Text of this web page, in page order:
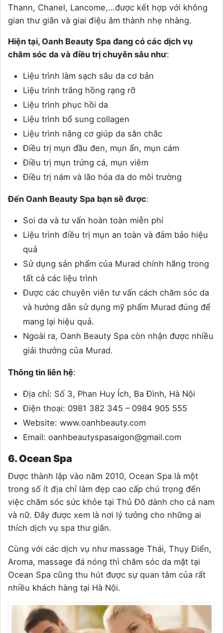
Thann, Chanel, Lancome,…được kết hợp với không
gian thư giãn và giai điệu âm thành nhẹ nhàng.
Hiện tại, Oanh Beauty Spa đang có các dịch vụ
chăm sóc da và điều trị chuyên sâu như:
Liệu trình làm sạch sâu da cơ bản
Liệu trình trắng hồng rạng rỡ
Liệu trình phục hồi da
Liệu trình bổ sung collagen
Liệu trình nâng cơ giúp da săn chắc
Điều trị mụn đầu đen, mụn ẩn, mụn cám
Điều trị mụn trứng cá, mụn viêm
Điều trị nám và lão hóa da do môi trường
Đến Oanh Beauty Spa bạn sẽ được:
Soi da và tư vấn hoàn toàn miễn phí
Liệu trình điều trị mụn an toàn và đảm bảo hiệu
quả
Sử dụng sản phẩm của Murad chính hãng trong
tất cả các liệu trình
Được các chuyên viên tư vấn cách chăm sóc da
và hướng dẫn sử dụng mỹ phẩm Murad đúng để
mang lại hiệu quả.
Ngoài ra, Oanh Beauty Spa còn nhận được nhiều
giải thưởng của Murad.
Thông tin liên hệ:
Địa chỉ: Số 3, Phan Huy Ích, Ba Đình, Hà Nội
Điện thoại: 0981 382 345 – 0984 905 555
Website: www.oanhbeauty.com
Email: oanhbeautyspasaigon@gmail.com
6. Ocean Spa
Được thành lập vào năm 2010, Ocean Spa là một
trong số ít địa chỉ làm đẹp cao cấp chú trọng đến
việc chăm sóc sức khỏe tại Thủ Đô dành cho cả nam
và nữ. Đây được xem là nơi lý tưởng cho những ai
thích dịch vụ spa thư giãn.
Cùng với các dịch vụ như massage Thái, Thụy Điển,
Aroma, massage đá nóng thì chăm sóc da mặt tại
Ocean Spa cũng thu hút được sự quan tâm của rất
nhiều khách hàng tại Hà Nội.